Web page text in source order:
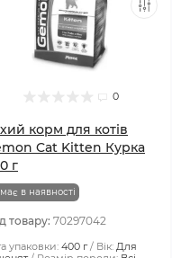
0
корм для котів
Cat Kitten Курка
г
в наявності
товару: 70297042
упаковки: 400 г Вік: Для